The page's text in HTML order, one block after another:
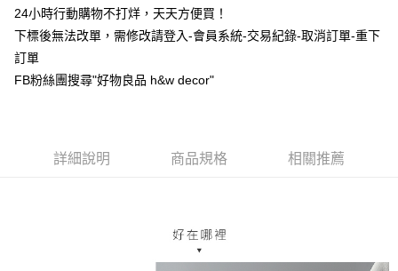
相關說明
【關於「AFTEE先享後付」】
AFTEE先享後付是「在收到商品之後才付款」的支付方式。 讓您購物簡單
便利好安心！
１．簡單：不需註冊會員、不需綁卡、不需儲值。
１．於結帳方式選擇「AFTEE先享後付」後，將跳轉至「AFTEE先享後付」
※ 請注意：結帳手續完成當下不需立刻繳費，但若您需要取消訂單，請聯絡
運送方式
每筆NT$80，滿NT$1,200(含以上)免運費
24小時行動購物不打烊，天天方便買！
下標後無法改單，需修改請登入-會員系統-交易紀錄-取消訂單-重下
訂單
FB粉絲團搜尋"好物良品 h&w decor"
詳細說明 商品規格 相關推薦